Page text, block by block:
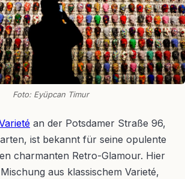
Foto: Eyüpcan Timur
an der Potsdamer Straße 96,
ist bekannt für seine opulente
charmanten Retro-Glamour. Hier
aus klassischem Varieté,